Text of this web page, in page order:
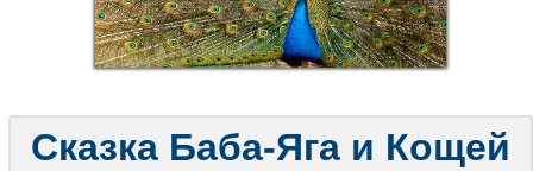
Сказка Баба-Яга и Кощей